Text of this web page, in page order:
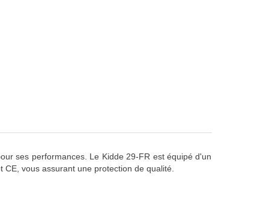
ses performances. Le Kidde 29-FR est équipé d'un
vous assurant une protection de qualité.